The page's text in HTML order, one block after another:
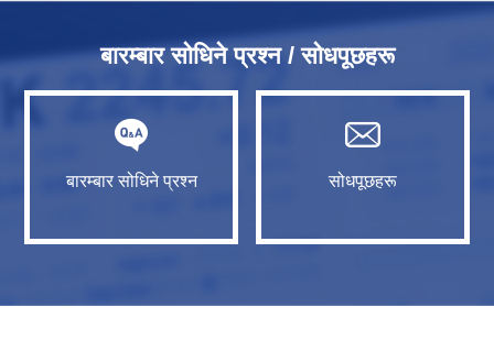
बारम्बार सोधिने प्रश्न / सोधपूछहरू
बारम्बार सोधिने प्रश्न सोधपूछहरू